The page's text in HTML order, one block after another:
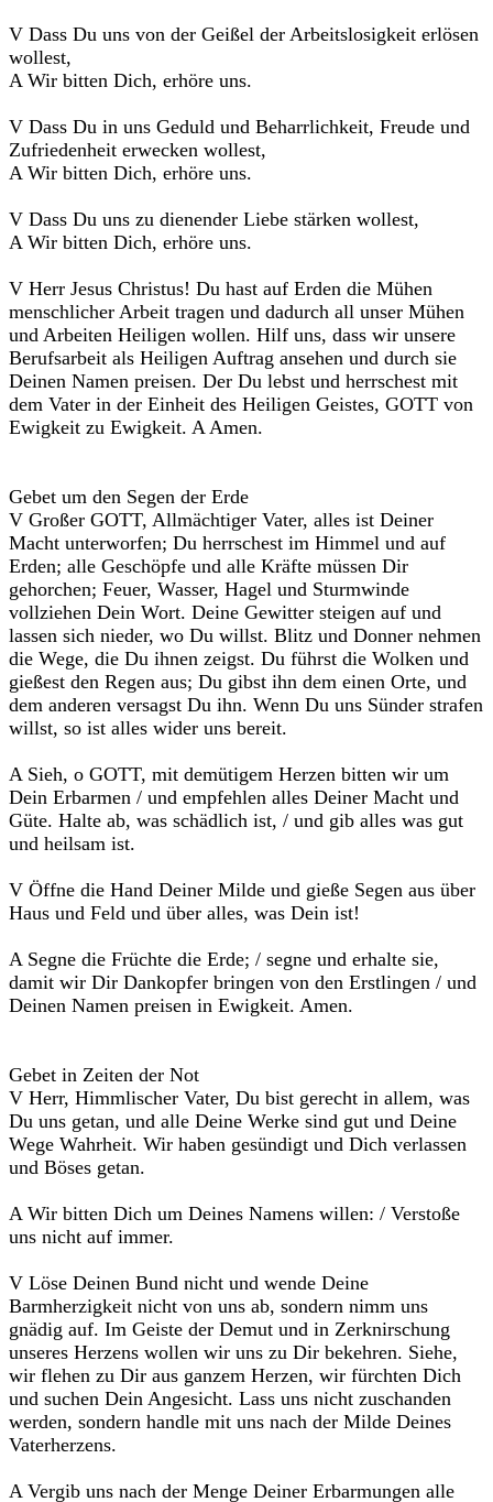
V Dass Du uns von der Geißel der Arbeitslosigkeit erlösen
wollest,
A Wir bitten Dich, erhöre uns.
V Dass Du in uns Geduld und Beharrlichkeit, Freude und
Zufriedenheit erwecken wollest,
A Wir bitten Dich, erhöre uns.
V Dass Du uns zu dienender Liebe stärken wollest,
A Wir bitten Dich, erhöre uns.
V Herr Jesus Christus! Du hast auf Erden die Mühen
menschlicher Arbeit tragen und dadurch all unser Mühen
und Arbeiten Heiligen wollen. Hilf uns, dass wir unsere
Berufsarbeit als Heiligen Auftrag ansehen und durch sie
Deinen Namen preisen. Der Du lebst und herrschest mit
dem Vater in der Einheit des Heiligen Geistes, GOTT von
Ewigkeit zu Ewigkeit. A Amen.
Gebet um den Segen der Erde
V Großer GOTT, Allmächtiger Vater, alles ist Deiner
Macht unterworfen; Du herrschest im Himmel und auf
Erden; alle Geschöpfe und alle Kräfte müssen Dir
gehorchen; Feuer, Wasser, Hagel und Sturmwinde
vollziehen Dein Wort. Deine Gewitter steigen auf und
lassen sich nieder, wo Du willst. Blitz und Donner nehmen
die Wege, die Du ihnen zeigst. Du führst die Wolken und
gießest den Regen aus; Du gibst ihn dem einen Orte, und
dem anderen versagst Du ihn. Wenn Du uns Sünder strafen
willst, so ist alles wider uns bereit.
A Sieh, o GOTT, mit demütigem Herzen bitten wir um
Dein Erbarmen / und empfehlen alles Deiner Macht und
Güte. Halte ab, was schädlich ist, / und gib alles was gut
und heilsam ist.
V Öffne die Hand Deiner Milde und gieße Segen aus über
Haus und Feld und über alles, was Dein ist!
A Segne die Früchte die Erde; / segne und erhalte sie,
damit wir Dir Dankopfer bringen von den Erstlingen / und
Deinen Namen preisen in Ewigkeit. Amen.
Gebet in Zeiten der Not
V Herr, Himmlischer Vater, Du bist gerecht in allem, was
Du uns getan, und alle Deine Werke sind gut und Deine
Wege Wahrheit. Wir haben gesündigt und Dich verlassen
und Böses getan.
A Wir bitten Dich um Deines Namens willen: / Verstoße
uns nicht auf immer.
V Löse Deinen Bund nicht und wende Deine
Barmherzigkeit nicht von uns ab, sondern nimm uns
gnädig auf. Im Geiste der Demut und in Zerknirschung
unseres Herzens wollen wir uns zu Dir bekehren. Siehe,
wir flehen zu Dir aus ganzem Herzen, wir fürchten Dich
und suchen Dein Angesicht. Lass uns nicht zuschanden
werden, sondern handle mit uns nach der Milde Deines
Vaterherzens.
A Vergib uns nach der Menge Deiner Erbarmungen alle